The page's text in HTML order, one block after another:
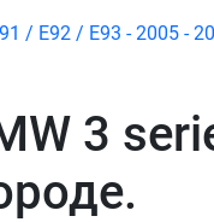
/ E92 / E93 - 2005 -
3